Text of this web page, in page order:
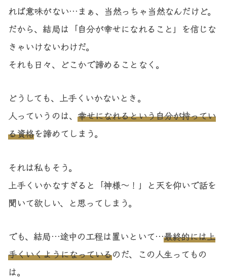
れば意味がない…まぁ、当然っちゃ当然なんだけど。
だから、結局は「自分が幸せになれること」を信じな
きゃいけないわけだ。
それも日々、どこかで諦めることなく。
どうしても、上手くいかないとき。
人っていうのは、 幸せになれるという自分が持ってい
る資格を諦めてしまう。
それは私もそう。
上手くいかなすぎると「神様～！」と天を仰いで話を
聞いて欲しい、と思ってしまう。
でも、結局…途中の工程は置いといて…最終的には上
手くいくようになっているのだ、この人生ってもの
は。